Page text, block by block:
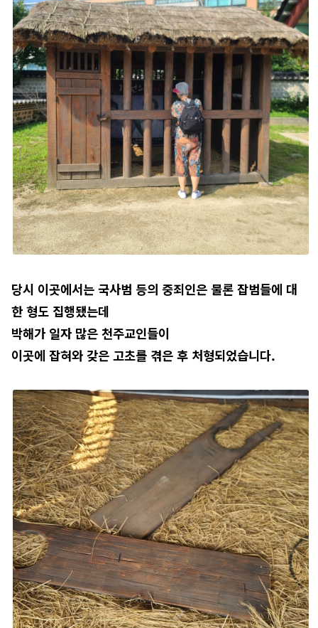
당시 이곳에서는 국사범 등의 중죄인은 물론 잡범들에 대
한 형도 집행됐는데
박해가 일자 많은 천주교인들이
이곳에 잡혀와 갖은 고초를 겪은 후 처형되었습니다.